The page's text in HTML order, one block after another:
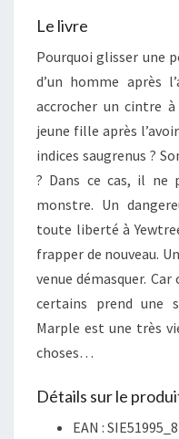
Le livre
Pourquoi glisser une
d’un homme après
accrocher un cintre
jeune fille après
indices saugrenus ?
? Dans ce cas, il ne
monstre. Un
toute liberté à
frapper de nouveau.
venue démasquer.
certains prend une
Marple est une très
choses…
Détails sur le
EAN :